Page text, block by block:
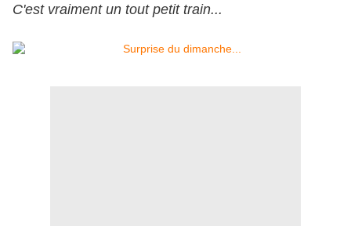
C'est vraiment un tout petit train...